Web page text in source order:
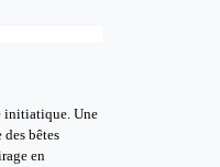
initiatique. Une
bêtes
en